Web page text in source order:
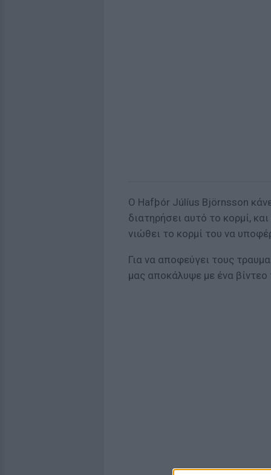
Ο Hafþór Júlíus Björnsson
διατηρήσει αυτό το κορμί,
νιώθει το κορμί του να
Για να αποφεύγει τους
μας αποκάλυψε με ένα βίντεο